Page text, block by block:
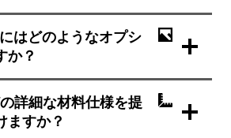
はどのようなオプシ
か？
詳細な材料仕様を提
ますか？